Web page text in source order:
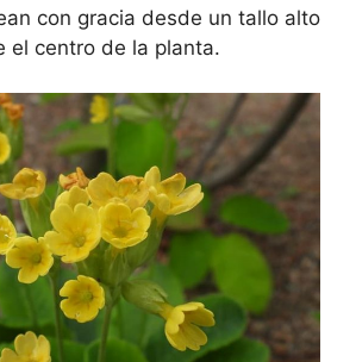
con gracia desde un tallo alto
el centro de la planta.